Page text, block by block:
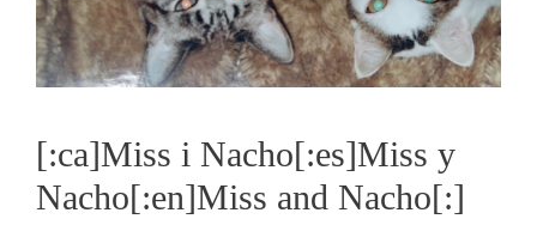
[:ca]Miss i Nacho[:es]Miss y
Nacho[:en]Miss and Nacho[:]